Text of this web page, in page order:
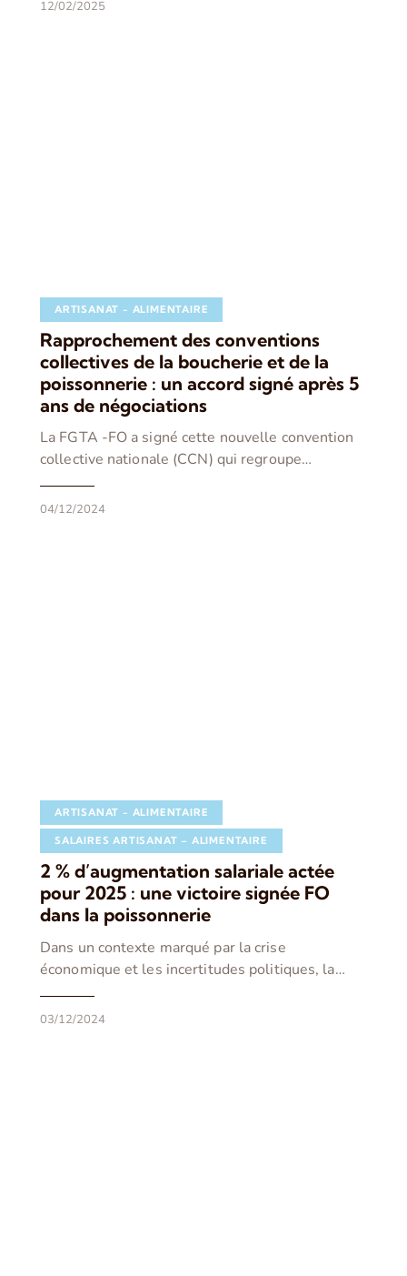
12/02/2025
ARTISANAT - ALIMENTAIRE
Rapprochement des conventions
collectives de la boucherie et de la
poissonnerie : un accord signé après 5
ans de négociations
La FGTA -FO a signé cette nouvelle convention
collective nationale (CCN) qui regroupe…
04/12/2024
ARTISANAT - ALIMENTAIRE
SALAIRES ARTISANAT – ALIMENTAIRE
2 % d’augmentation salariale actée
pour 2025 : une victoire signée FO
dans la poissonnerie
Dans un contexte marqué par la crise
économique et les incertitudes politiques, la…
03/12/2024